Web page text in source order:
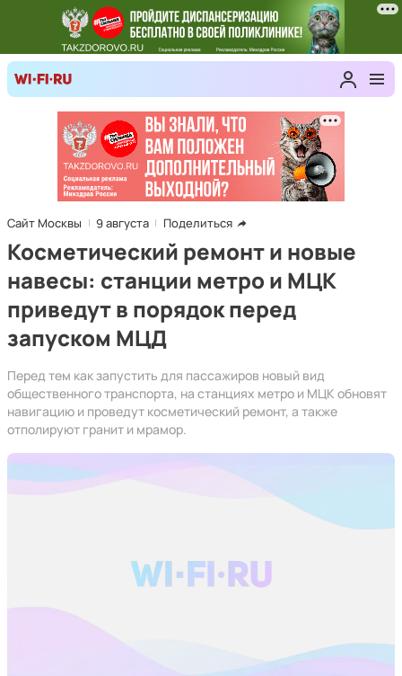
Сайт Москвы 9 августа Поделиться
Косметический ремонт и новые
навесы: станции метро и МЦК
приведут в порядок перед
запуском МЦД
Перед тем как запустить для пассажиров новый вид
общественного транспорта, на станциях метро и МЦК обновят
навигацию и проведут косметический ремонт, а также
отполируют гранит и мрамор.